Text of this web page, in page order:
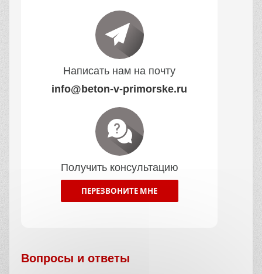
Написать нам на почту
info@beton-v-primorske.ru
Получить консультацию
ПЕРЕЗВОНИТЕ МНЕ
Вопросы и ответы